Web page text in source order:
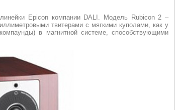
Epicon компании DALI. Модель Rubicon 2 –
твитерами с мягкими куполами, как у
в магнитной системе, способствующими